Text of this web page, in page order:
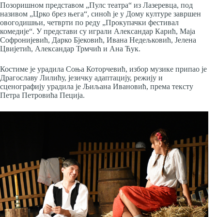
Позоришном представом „Пулс театра“ из Лазеревца, под
називом „Црко брез њега“, синоћ је у Дому културе завршен
овогодишњи, четврти по реду „Прокупачки фестивал
комедије“. У представи су играли Александар Карић, Маја
Софронијевић, Дарко Бјековић, Ивана Недељковић, Јелена
Цвијетић, Александар Трмчић и Ана Ћук.
Костиме је урадила Соња Которчевић, избор музике припао је
Драгославу Лилићу, језичку адаптацију, режију и
сценографију урадила је Љиљана Ивановић, према тексту
Петра Петровића Пеција.